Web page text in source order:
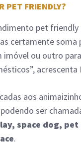
PET FRIENDLY?
pet friendly
certamente soma
imóvel ou outro
acrescenta
aos
ser
space dog,
.